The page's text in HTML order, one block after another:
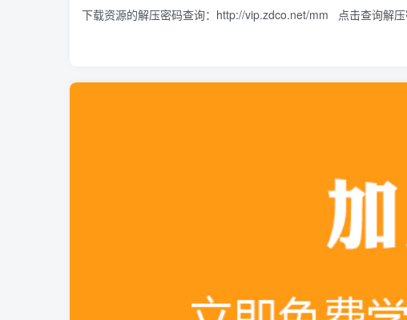
下载资源的解压密码查询： http://vip.zdco.net/mm 点击查询解